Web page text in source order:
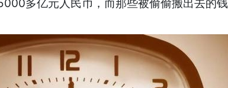
多亿元人民币，而那些被偷偷搬出去的钱